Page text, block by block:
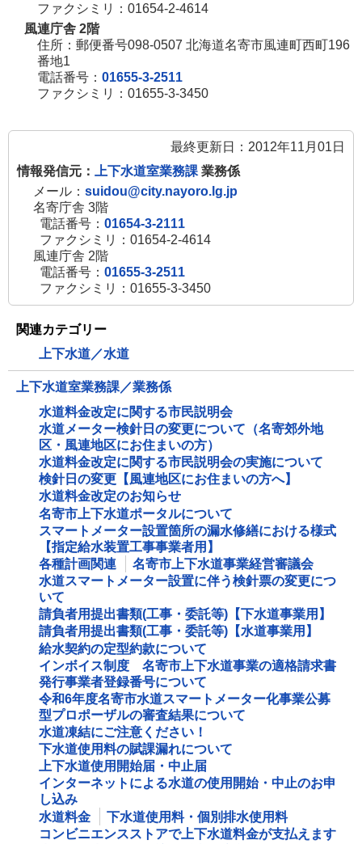
ファクシミリ：01654-2-4614
風連庁舎 2階
住所：郵便番号098-0507 北海道名寄市風連町西町196
番地1
電話番号： 01655-3-2511
ファクシミリ：01655-3-3450
最終更新日：2012年11月01日
情報発信元：
上下水道室業務課 業務係
メール： suidou@city.nayoro.lg.jp
名寄庁舎 3階
電話番号： 01654-3-2111
ファクシミリ：01654-2-4614
風連庁舎 2階
電話番号： 01655-3-2511
ファクシミリ：01655-3-3450
関連カテゴリー
上下水道／水道
上下水道室業務課／業務係
水道料金改定に関する市民説明会
水道メーター検針日の変更について（名寄郊外地
区・風連地区にお住まいの方）
水道料金改定に関する市民説明会の実施について
検針日の変更【風連地区にお住まいの方へ】
水道料金改定のお知らせ
名寄市上下水道ポータルについて
スマートメーター設置箇所の漏水修繕における様式
【指定給水装置工事事業者用】
各種計画関連
名寄市上下水道事業経営審議会
水道スマートメーター設置に伴う検針票の変更につ
いて
請負者用提出書類(工事・委託等)【下水道事業用】
請負者用提出書類(工事・委託等)【水道事業用】
給水契約の定型約款について
インボイス制度 名寄市上下水道事業の適格請求書
発行事業者登録番号について
令和6年度名寄市水道スマートメーター化事業公募
型プロポーザルの審査結果について
水道凍結にご注意ください！
下水道使用料の賦課漏れについて
上下水道使用開始届・中止届
インターネットによる水道の使用開始・中止のお申
し込み
水道料金
下水道使用料・個別排水使用料
コンビニエンスストアで上下水道料金が支払えます